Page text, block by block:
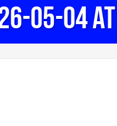
05-04